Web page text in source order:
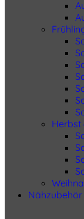
Herbst
Nähzubehör